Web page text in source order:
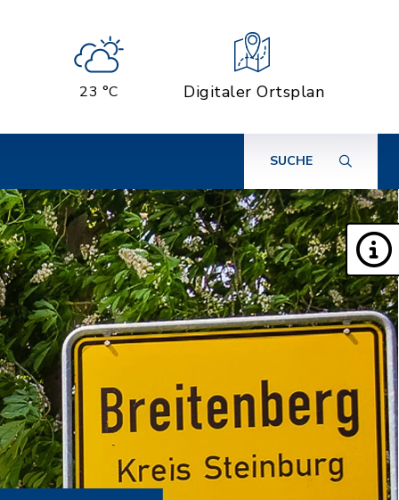
23 °C Digitaler Ortsplan
SUCHE